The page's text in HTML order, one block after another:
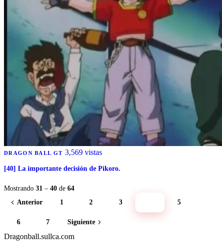
DRAGON BALL GT 3,569 vistas
[40] La importante decisión de Pikoro.
Mostrando 31 – 40 de 64
Anterior
1 2 3 5
6 7 Siguiente
Dragonball.sullca.com